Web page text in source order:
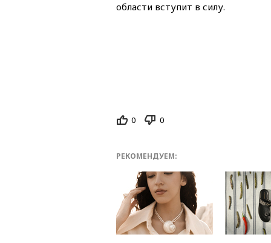
области вступит в силу.
0 0
РЕКОМЕНДУЕМ: